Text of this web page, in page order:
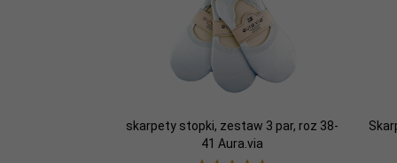
skarpety stopki, zestaw 3 par, roz 38-
41 Aura.via